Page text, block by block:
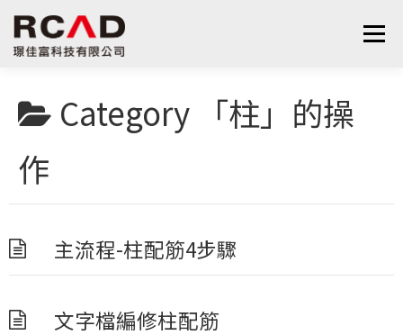
跳
至
主
選單
最新消息 算量服務 下載
支援與學習
Category
「柱」的操
作
主流程-柱配筋4步驟
文字檔編修柱配筋